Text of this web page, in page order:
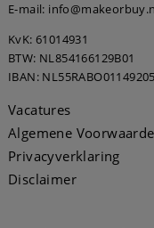
E-mail:
KvK: 61014931
BTW: NL854166129B01
IBAN:
Vacatures
Algemene
Privacyverklaring
Disclaimer